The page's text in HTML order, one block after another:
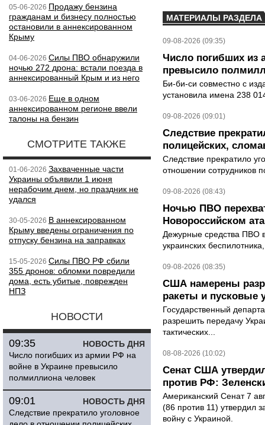
05-06-2026 Продажу бензина
гражданам и бизнесу полностью
остановили в аннексированном
Крыму
04-06-2026 Силы ПВО обнаружили
ночью 272 дрона: встали поезда в
аннексированный Крым и из него
03-06-2026 Еще в одном
аннексированном регионе ввели
талоны на бензин
СМОТРИТЕ ТАКЖЕ
01-06-2026 Захваченные части
Украины объявили 1 июня
нерабочим днем, но праздник не
удался
30-05-2026 В аннексированном
Крыму введены ограничения по
отпуску бензина на заправках
15-05-2026 Силы ПВО РФ сбили
355 дронов: обломки повредили
дома, есть убитые, поврежден
НПЗ
НОВОСТИ
НОВОСТЬ ДНЯ
09:35
Число погибших из армии РФ на
войне в Украине превысило
полмиллиона человек
НОВОСТЬ ДНЯ
09:01
Следствие прекратило уголовное
МАТЕРИАЛЫ РАЗДЕЛА
09-08-2026 (09:35)
Число погибших из
превысило
Би-би-си совместно с
установила имена 238
09-08-2026 (09:01)
Следствие
полицейских,
Следствие прекратило
отношении сотрудников
09-08-2026 (08:43)
Ночью ПВО
Новороссийском
Дежурные средства ПВО
украинских
09-08-2026 (08:35)
США намерены
ракеты и пусковые
Государственный
разрешить передачу
тактических...
08-08-2026 (10:02)
Сенат США
против РФ:
Американский Сенат 7
(86 против 11) утвердил
войну с Украиной.